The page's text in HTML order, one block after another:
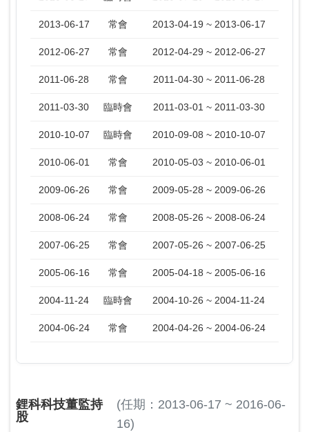
2013-06-17 常會 2013-04-19 ~ 2013-06-17
2012-06-27 常會 2012-04-29 ~ 2012-06-27
2011-06-28 常會 2011-04-30 ~ 2011-06-28
2011-03-30 臨時會 2011-03-01 ~ 2011-03-30
2010-10-07 臨時會 2010-09-08 ~ 2010-10-07
2010-06-01 常會 2010-05-03 ~ 2010-06-01
2009-06-26 常會 2009-05-28 ~ 2009-06-26
2008-06-24 常會 2008-05-26 ~ 2008-06-24
2007-06-25 常會 2007-05-26 ~ 2007-06-25
2005-06-16 常會 2005-04-18 ~ 2005-06-16
2004-11-24 臨時會 2004-10-26 ~ 2004-11-24
2004-06-24 常會 2004-04-26 ~ 2004-06-24
鋰科科技董監持
股
(任期：2013-06-17 ~ 2016-06-
16)